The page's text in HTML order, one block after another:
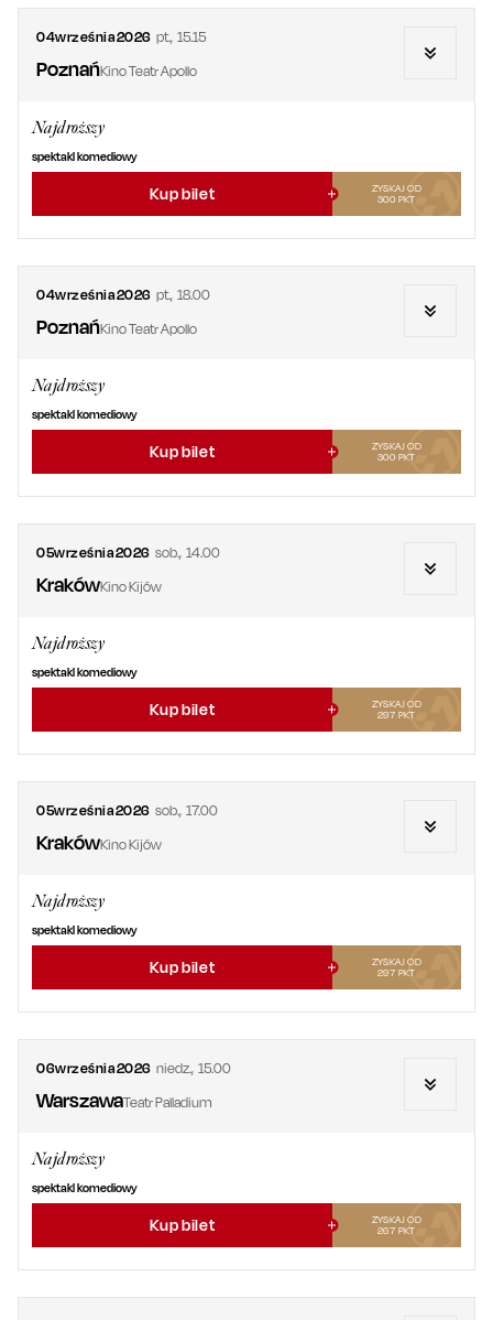
04września2026 pt., 15.15
PoznańKino Teatr Apollo
Najdroższy
spektakl komediowy
Kup bilet
ZYSKAJ OD
300 PKT
04września2026 pt., 18.00
PoznańKino Teatr Apollo
Najdroższy
spektakl komediowy
Kup bilet
ZYSKAJ OD
300 PKT
05września2026 sob., 14.00
KrakówKino Kijów
Najdroższy
spektakl komediowy
Kup bilet
ZYSKAJ OD
297 PKT
05września2026 sob., 17.00
KrakówKino Kijów
Najdroższy
spektakl komediowy
Kup bilet
ZYSKAJ OD
297 PKT
06września2026 niedz., 15.00
WarszawaTeatr Palladium
Najdroższy
spektakl komediowy
Kup bilet
ZYSKAJ OD
267 PKT